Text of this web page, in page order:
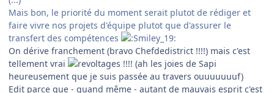
Mais bon, le priorité du moment serait plutot de rédiger et
faire vivre nos projets d'équipe plutot que d'assurer le
transfert des compétences
On dérive franchement (bravo Chefdedistrict !!!!) mais c'est
tellement vrai
!!!! (ah les joies de Sapi
heureusement que je suis passée au travers ouuuuuuuf)
Edit parce que - quand même - autant de mauvais esprit c'est